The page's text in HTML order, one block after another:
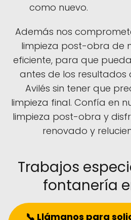
como nuevo.
Además nos
limpieza post-obra de
eficiente, para que
antes de los resultados
Avilés sin tener que
limpieza final. Confía en
limpieza post-obra y
renovado y
Trabajos
fontanería
📞 Llámanos para